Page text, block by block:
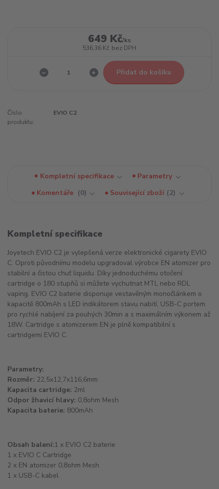
649 Kč/ks
536,36 Kč bez DPH
Přidat do košíku
Číslo
produktu:
EVIO C2
Kompletní specifikace
Parametry
Komentáře
0 Související zboží 2
Kompletní specifikace
Joyetech EVIO C2 je vylepšená verze elektronické cigarety EVIO
C. Oproti původnímu modelu upgradoval výrobce EN atomizer pro
stabilní a čistou chuť liquidu. Díky jednoduchému otočení
cartridge o 180 stupňů si můžete vychutnat MTL nebo RDL
vaping. EVIO C2 baterie disponuje vestavěným monočlánkem o
kapacitě 800mAh s LED indikátorem stavu nabití, USB-C portem
pro rychlé nabíjení za pouhých 30min a s maximálním výkonem až
18W. Cartridge s atomizerem EN je plně kompatibilní s
cartridgemi EVIO C.
Parametry:
Rozměr: 22,5x12,7x116,6mm
Kapacita cartridge: 2ml
Odpor žhavicí hlavy: 0,8ohm Mesh
Kapacita baterie: 800mAh
Obsah balení:1 x EVIO C2 baterie
1 x EVIO C Cartridge
2 x EN atomizer 0,8ohm Mesh
1 x USB-C kabel